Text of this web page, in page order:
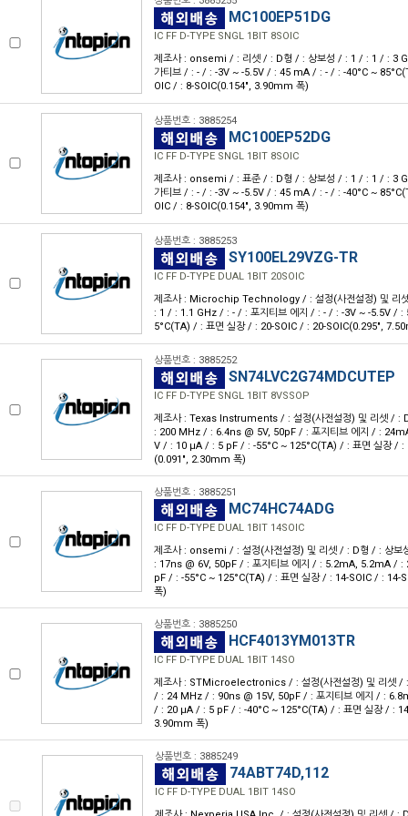
MC100EP51DG
IC FF D-TYPE SNGL 1BIT 8SOIC
제조사 : onsemi / : 리셋 / : D형 / : 상보성 / : 1 / : 1 / : 3
가티브 / : - / : -3V ~ -5.5V / : 45 mA / : - / : -40°C ~
OIC / : 8-SOIC(0.154", 3.90mm 폭)
상품번호 : 3885254
MC100EP52DG
IC FF D-TYPE SNGL 1BIT 8SOIC
제조사 : onsemi / : 표준 / : D형 / : 상보성 / : 1 / : 1 / : 3
가티브 / : - / : -3V ~ -5.5V / : 45 mA / : - / : -40°C ~
OIC / : 8-SOIC(0.154", 3.90mm 폭)
상품번호 : 3885253
SY100EL29VZG-TR
IC FF D-TYPE DUAL 1BIT 20SOIC
제조사 : Microchip Technology / : 설정(사전설정) 및 리
: 1 / : 1.1 GHz / : - / : 포지티브 에지 / : - / : -3V ~ -5.5V /
5°C(TA) / : 표면 실장 / : 20-SOIC / : 20-SOIC(0.295",
상품번호 : 3885252
SN74LVC2G74MDCUTEP
IC FF D-TYPE SNGL 1BIT 8VSSOP
제조사 : Texas Instruments / : 설정(사전설정) 및 리셋 / :
: 200 MHz / : 6.4ns @ 5V, 50pF / : 포지티브 에지 / :
V / : 10 μA / : 5 pF / : -55°C ~ 125°C(TA) / : 표면 실장 / :
(0.091", 2.30mm 폭)
상품번호 : 3885251
MC74HC74ADG
IC FF D-TYPE DUAL 1BIT 14SOIC
제조사 : onsemi / : 설정(사전설정) 및 리셋 / : D형 / : 상
: 17ns @ 6V, 50pF / : 포지티브 에지 / : 5.2mA, 5.2mA /
pF / : -55°C ~ 125°C(TA) / : 표면 실장 / : 14-SOIC / : 14-
폭)
상품번호 : 3885250
HCF4013YM013TR
IC FF D-TYPE DUAL 1BIT 14SO
제조사 : STMicroelectronics / : 설정(사전설정) 및 리셋 /
/ : 24 MHz / : 90ns @ 15V, 50pF / : 포지티브 에지 / :
/ : 20 μA / : 5 pF / : -40°C ~ 125°C(TA) / : 표면 실장 / :
3.90mm 폭)
상품번호 : 3885249
74ABT74D,112
IC FF D-TYPE DUAL 1BIT 14SO